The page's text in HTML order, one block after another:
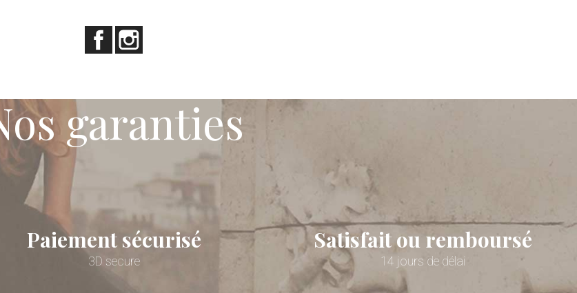
Facebook
garanties
Paiement sécurisé
3D secure
Satisfait ou remboursé
14 jours de délai